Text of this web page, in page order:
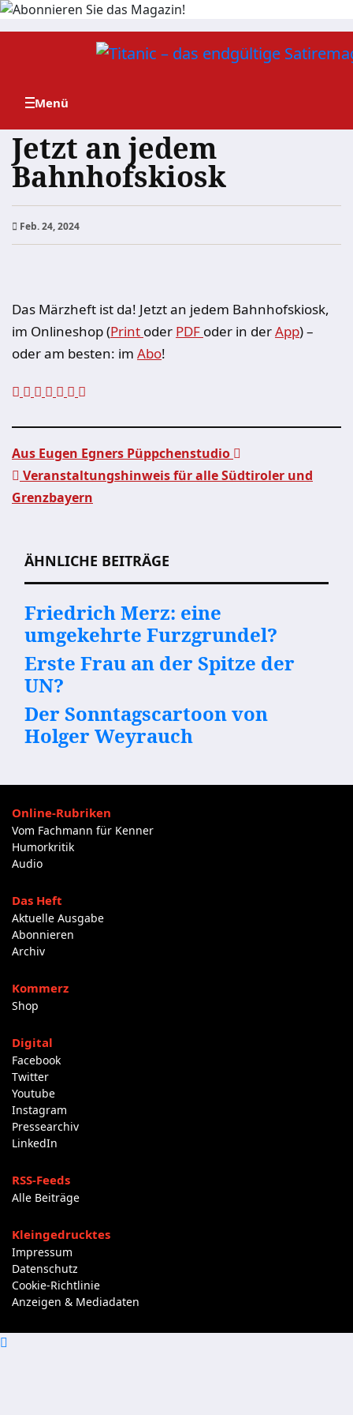
Zum
Jetzt an jedem
Bahnhofskiosk
Feb. 24, 2024
Das Märzheft ist da! Jetzt an jedem Bahnhofskiosk,
im Onlineshop (Print oder PDF oder in derApp) –
oder am besten: im Abo!
Beitragsnavigation
Aus Eugen Egners Püppchenstudio
Veranstaltungshinweis für alle Südtiroler und
Grenzbayern
ÄHNLICHE BEITRÄGE
Friedrich Merz: eine
umgekehrte Furzgrundel?
Erste Frau an der Spitze der
UN?
Der Sonntagscartoon von
Holger Weyrauch
Online-Rubriken
Vom Fachmann für Kenner
Humorkritik
Audio
Das Heft
Aktuelle Ausgabe
Abonnieren
Archiv
Kommerz
Shop
Digital
Facebook
Twitter
Youtube
Instagram
Pressearchiv
LinkedIn
RSS-Feeds
Alle Beiträge
Kleingedrucktes
Impressum
Datenschutz
Cookie-Richtlinie
Anzeigen & Mediadaten